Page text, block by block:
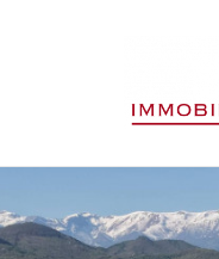
IMMOBILI
Qualsiasi